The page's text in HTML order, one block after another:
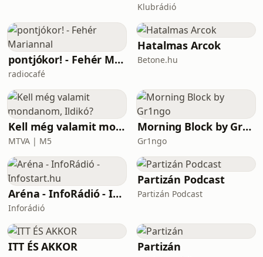
Klubrádió
pontjókor! - Fehér Mariannal
radiocafé
Hatalmas Arcok
Betone.hu
Kell még valamit mondanom, Ildikó?
MTVA | M5
Morning Block by Gr1ngo
Gr1ngo
Aréna - InfoRádió - Infostart.hu
Inforádió
Partizán Podcast
Partizán Podcast
ITT ÉS AKKOR Partizán